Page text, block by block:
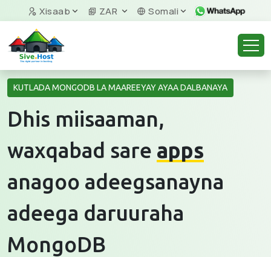
Xisaab ZAR Somali
KUTLADA MONGODB LA MAAREEYAY AYAA DALBANAYA
Dhis miisaaman,
waxqabad sare apps
anagoo adeegsanayna
adeega daruuraha
MongoDB